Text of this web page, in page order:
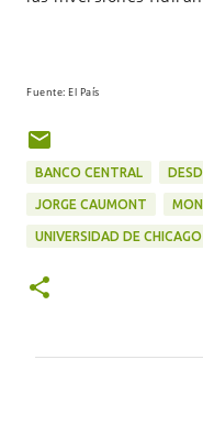
Fuente: El País
BANCO CENTRAL
JORGE CAUMONT
UNIVERSIDAD DE CHICAGO